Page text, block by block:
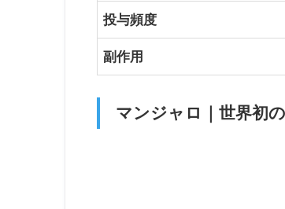
投与頻度
副作用
マンジャロ｜世界初